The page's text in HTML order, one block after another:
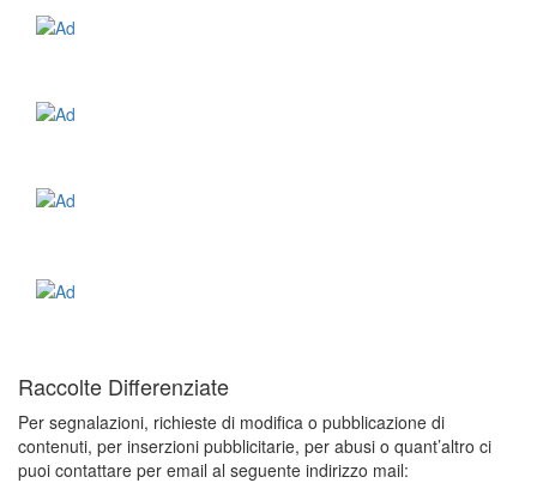
Raccolte Differenziate
Per segnalazioni, richieste di modifica o pubblicazione di
contenuti, per inserzioni pubblicitarie, per abusi o quant’altro ci
puoi contattare per email al seguente indirizzo mail: